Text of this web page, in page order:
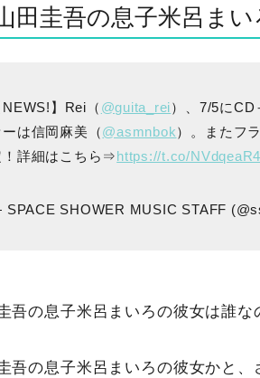
田圭吾の息子米呂ま
NEWS!】Rei（ @guita_rei）、7/5に
ーは信岡麻美（@asmnbok）。またフ
！詳細はこちら⇒https://t.co/
SHOWER MUSIC STAFF
吾の息子米呂まいろの彼女は誰な
吾の息子米呂まいろの彼女かと